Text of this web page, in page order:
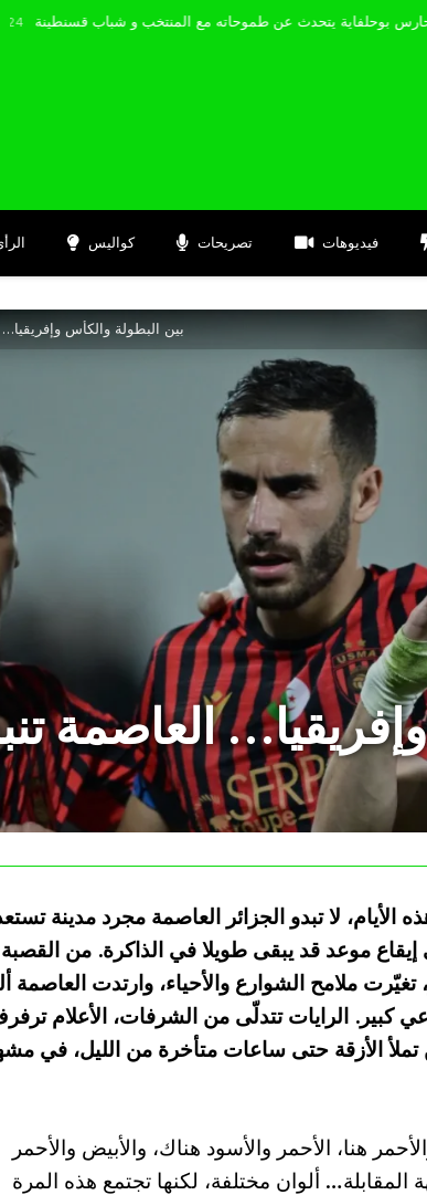
الحارس بوحلفاية يتحدث عن طموحاته مع المنتخب و شباب
كواليس تصريحات فيديوهات
بين البطولة والكأس وإفريقيا…
العاصمة
الأيام، لا تبدو الجزائر العاصمة مجرد مدينة
موعد قد يبقى طويلا في الذاكرة. من
تغيّرت ملامح الشوارع والأحياء، وارتدت العاصمة
كبير. الرايات تتدلّى من الشرفات، الأعلام
تملأ الأزقة حتى ساعات متأخرة من الليل،
هنا، الأحمر والأسود هناك، والأبيض والأحمر
المقابلة… ألوان مختلفة، لكنها تجتمع هذه المرة